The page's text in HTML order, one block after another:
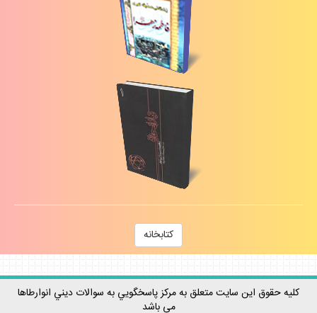
كتابخانه
كليه حقوق اين سايت متعلق به مركز پاسخگويي به سوالات ديني انوارطاها
مي باشد